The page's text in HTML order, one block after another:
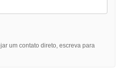
um contato direto, escreva para